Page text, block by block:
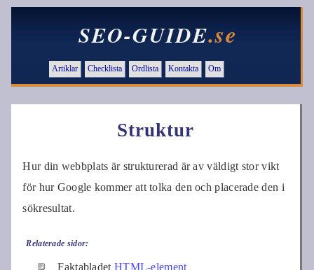
SEO-GUIDE.se
Artiklar Checklista Ordlista Kontakta Om
Struktur
Hur din webbplats är strukturerad är av väldigt stor vikt
för hur Google kommer att tolka den och placerade den i
sökresultat.
Relaterade sidor:
Faktabladet HTML-element